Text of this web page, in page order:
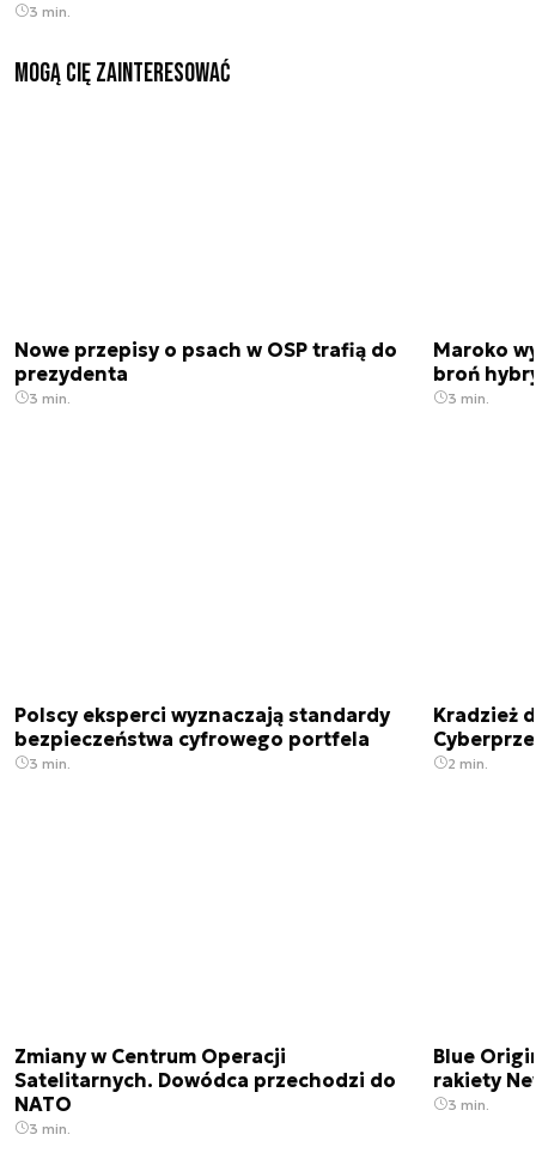
3 min.
Mogą Cię zainteresować
Nowe przepisy o psach w OSP trafią do
prezydenta
3 min.
Maroko
broń
3 min.
Polscy eksperci wyznaczają standardy
bezpieczeństwa cyfrowego portfela
3 min.
Kradzież
2 min.
Zmiany w Centrum Operacji
Satelitarnych. Dowódca przechodzi do
NATO
3 min.
Blue
rakiety
3 min.